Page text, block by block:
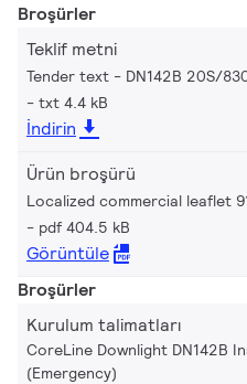
Broşürler
Teklif metni
Tender text - DN142B 20S/
txt 4.4 kB
İndirin
Ürün broşürü
Localized commercial leaflet
pdf 404.5 kB
Görüntüle
Broşürler
Kurulum talimatları
CoreLine Downlight DN142B
(Emergency)